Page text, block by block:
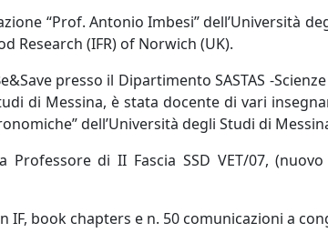
“Prof. Antonio Imbesi” dell’Università
Research (IFR) of Norwich (UK).
presso il Dipartimento SASTAS -
di Messina, è stata docente di vari
dell’Università degli Studi di
Professore di II Fascia SSD VET/07,
IF, book chapters e n. 50 comunicazioni a